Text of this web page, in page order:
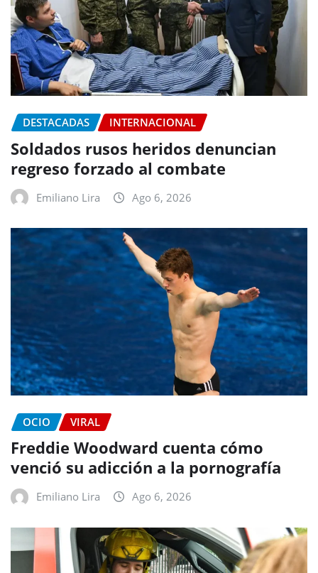
DESTACADAS INTERNACIONAL
Soldados rusos heridos denuncian
regreso forzado al combate
Emiliano Lira Ago 6, 2026
OCIO VIRAL
Freddie Woodward cuenta cómo
venció su adicción a la pornografía
Emiliano Lira Ago 6, 2026